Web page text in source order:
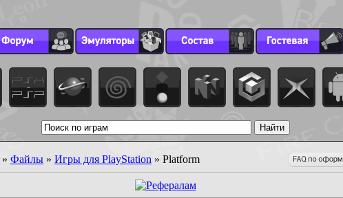
» Файлы » Игры для PlayStation » Platform